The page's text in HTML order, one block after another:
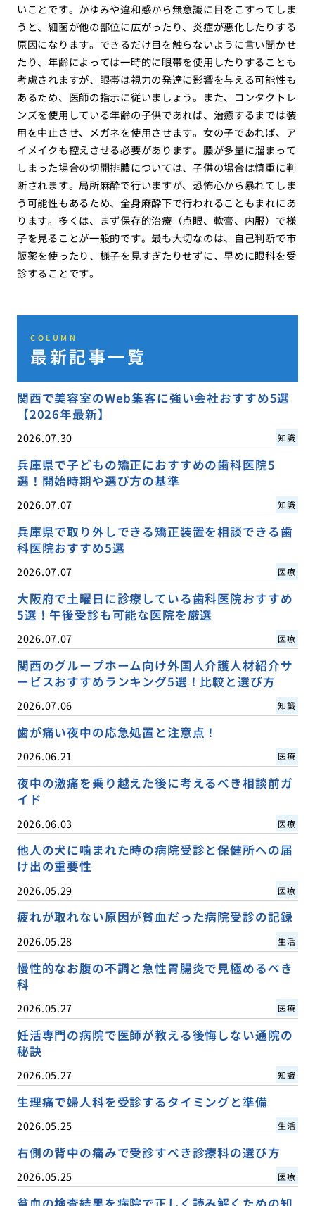
いことです。かゆみや違和感から無意識に目をこすってしま
うと、細菌が他の部位に広がったり、炎症が悪化したりする
原因になります。できるだけ目を触らないように言い聞かせ
たり、年齢によっては一時的に眼帯を使用したりすることも
考慮されますが、眼帯は視力の発達に影響を与える可能性も
あるため、医師の指示に従いましょう。また、コンタクトレ
ンズを使用している年齢の子供であれば、治癒するまでは装
用を中止させ、メガネを使用させます。女の子であれば、ア
イメイクも控えさせる必要があります。膿が多量に溜まって
しまった場合の切開排膿については、子供の場合は慎重に判
断されます。局所麻酔で行いますが、恐怖心から暴れてしま
う可能性もあるため、全身麻酔下で行われることもまれにあ
ります。多くは、まず保存的治療（点眼、軟膏、内服）で様
子を見ることが一般的です。最も大切なのは、自己判断で市
販薬を使ったり、様子を見すぎたりせずに、早めに眼科を受
診することです。
COLUMN
最新記事一覧
関西で美容室のWeb集客に強い会社おすすめ5選
【2026年最新】
2026.07.30 知識
兵庫県で子どもの矯正におすすめの歯科医院5
選！開始時期や選び方の基準
2026.07.07 知識
兵庫県で取り外しできる矯正装置を相談できる歯
科医院おすすめ5選
2026.07.07 医療
大阪府で土曜日に診療している歯科医院おすすめ
5選！午後受診も可能な医院を厳選
2026.07.07 医療
関西のグループホーム向け外国人介護人材紹介サ
ービスおすすめランキング5選！比較と選び方
2026.07.06 知識
歯が痛い夜中の応急処置と注意点！
2026.06.21 医療
夜中の激痛を乗り越えた後に考えるべき相談前ガ
イド
2026.06.03 医療
他人の犬に噛まれた時の病院受診と保健所への届
け出の重要性
2026.05.29 医療
疲れが取れない原因が貧血だった病院受診の記録
2026.05.28 生活
慢性的なお腹の不調と急性胃腸炎で見極めるべき
科
2026.05.27 医療
妊活専門の病院で医師が教える後悔しない通院の
秘訣
2026.05.27 知識
生理痛で婦人科を受診するタイミングと準備
2026.05.25 生活
右側の背中の痛みで受診すべき診療科の選び方
2026.05.25 医療